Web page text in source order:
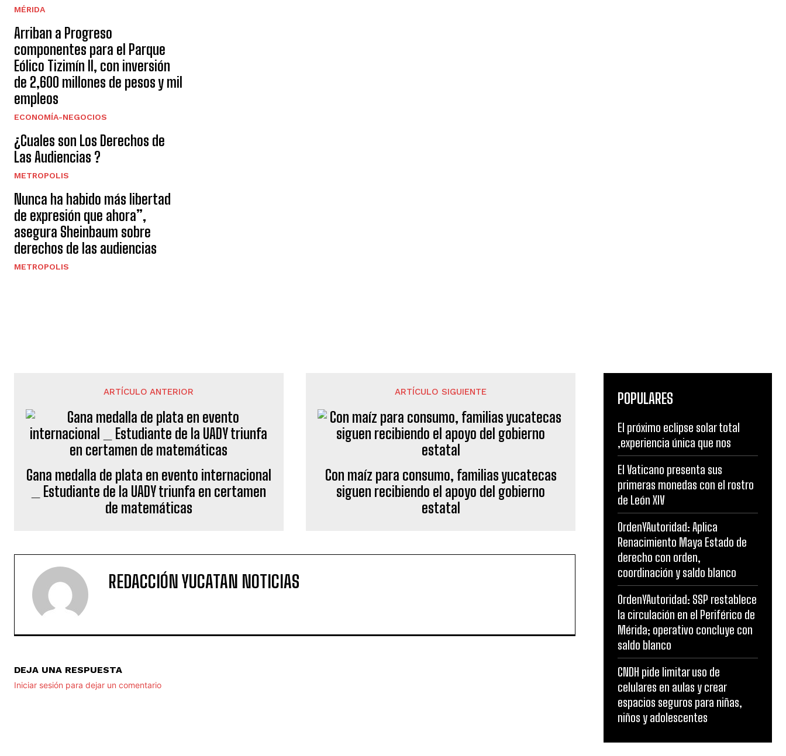
MÉRIDA
Arriban a Progreso
componentes para el Parque
Eólico Tizimín II, con inversión
de 2,600 millones de pesos y mil
empleos
ECONOMÍA-NEGOCIOS
¿Cuales son Los Derechos de
Las Audiencias ?
METROPOLIS
Nunca ha habido más libertad
de expresión que ahora”,
asegura Sheinbaum sobre
derechos de las audiencias
METROPOLIS
ARTÍCULO ANTERIOR
Gana medalla de plata en evento internacional
_ Estudiante de la UADY triunfa en certamen
de matemáticas
ARTÍCULO SIGUIENTE
Con maíz para consumo, familias yucatecas
siguen recibiendo el apoyo del gobierno
estatal
REDACCIÓN YUCATAN NOTICIAS
DEJA UNA RESPUESTA
Iniciar sesión para dejar un comentario
POPULARES
El próximo eclipse solar total
,experiencia única que nos
El Vaticano presenta sus
primeras monedas con el rostro
de León XIV
OrdenYAutoridad: Aplica
Renacimiento Maya Estado de
derecho con orden,
coordinación y saldo blanco
OrdenYAutoridad: SSP restablece
la circulación en el Periférico de
Mérida; operativo concluye con
saldo blanco
CNDH pide limitar uso de
celulares en aulas y crear
espacios seguros para niñas,
niños y adolescentes